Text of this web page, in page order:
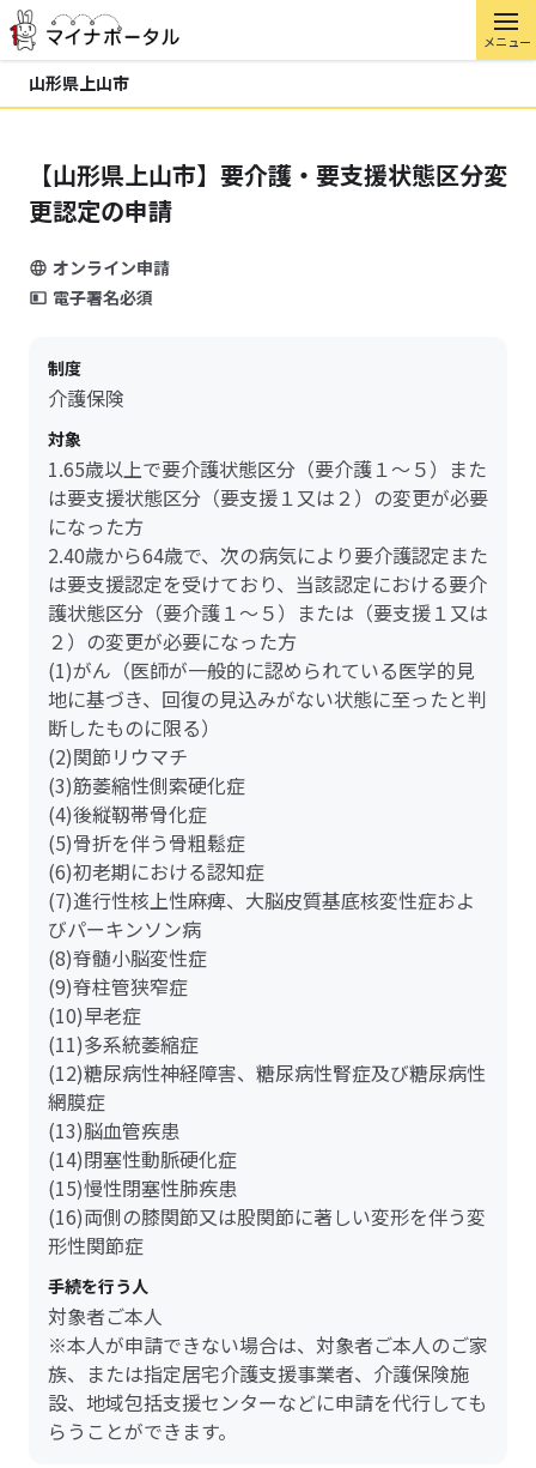
メニュー
山形県上山市
【山形県上山市】要介護・要支援状態区分変
更認定の申請
オンライン申請
電子署名必須
制度
介護保険
対象
1.65歳以上で要介護状態区分（要介護１～５）また
は要支援状態区分（要支援１又は２）の変更が必要
になった方
2.40歳から64歳で、次の病気により要介護認定また
は要支援認定を受けており、当該認定における要介
護状態区分（要介護１～５）または（要支援１又は
２）の変更が必要になった方
(1)がん（医師が一般的に認められている医学的見
地に基づき、回復の見込みがない状態に至ったと判
断したものに限る）
(2)関節リウマチ
(3)筋萎縮性側索硬化症
(4)後縦靱帯骨化症
(5)骨折を伴う骨粗鬆症
(6)初老期における認知症
(7)進行性核上性麻痺、大脳皮質基底核変性症およ
びパーキンソン病
(8)脊髄小脳変性症
(9)脊柱管狭窄症
(10)早老症
(11)多系統萎縮症
(12)糖尿病性神経障害、糖尿病性腎症及び糖尿病性
網膜症
(13)脳血管疾患
(14)閉塞性動脈硬化症
(15)慢性閉塞性肺疾患
(16)両側の膝関節又は股関節に著しい変形を伴う変
形性関節症
手続を行う人
対象者ご本人
※本人が申請できない場合は、対象者ご本人のご家
族、または指定居宅介護支援事業者、介護保険施
設、地域包括支援センターなどに申請を代行しても
らうことができます。